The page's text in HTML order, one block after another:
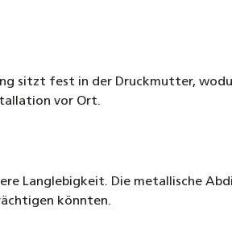
sitzt fest in der Druckmutter,
vor Ort.
Langlebigkeit. Die metallische
könnten.